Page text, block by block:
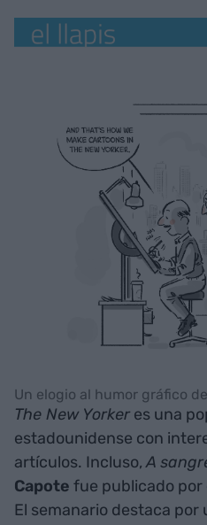
Un elogio al humor gráfico
The New Yorker es una
estadounidense con
artículos. Incluso,A
Capote fue publicado por
El semanario destaca por